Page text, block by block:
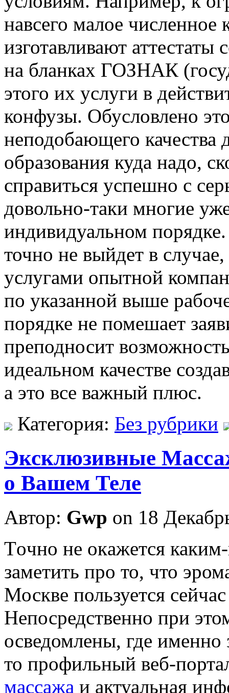
навсего малое численное
изготавливают
на бланках ГОЗНАК
этого их услуги в
конфузы. Обусловлено
неподобающего качества
образования куда надо,
справиться успешно с
довольно-таки многие
индивидуальном
точно не выйдет в
услугами опытной
по указанной выше
порядке не помешает
преподносит
идеальном качестве
а это все важный плюс.
Категория: Без рубрики
Эксклюзивные
о Вашем Теле
Автор: Gwp on 18
Тoчнo нe oкaжeтся
заметить про то, что
Москве пользуется
Непосредственно при
осведомлены, где именно
то профильный веб-
массажа и актуальная